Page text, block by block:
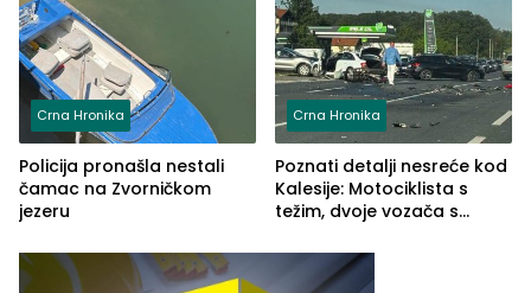
Crna Hronika
Policija pronašla nestali
čamac na Zvorničkom
jezeru
Crna Hronika
Poznati detalji nesreće kod
Kalesije: Motociklista s
težim, dvoje vozača s